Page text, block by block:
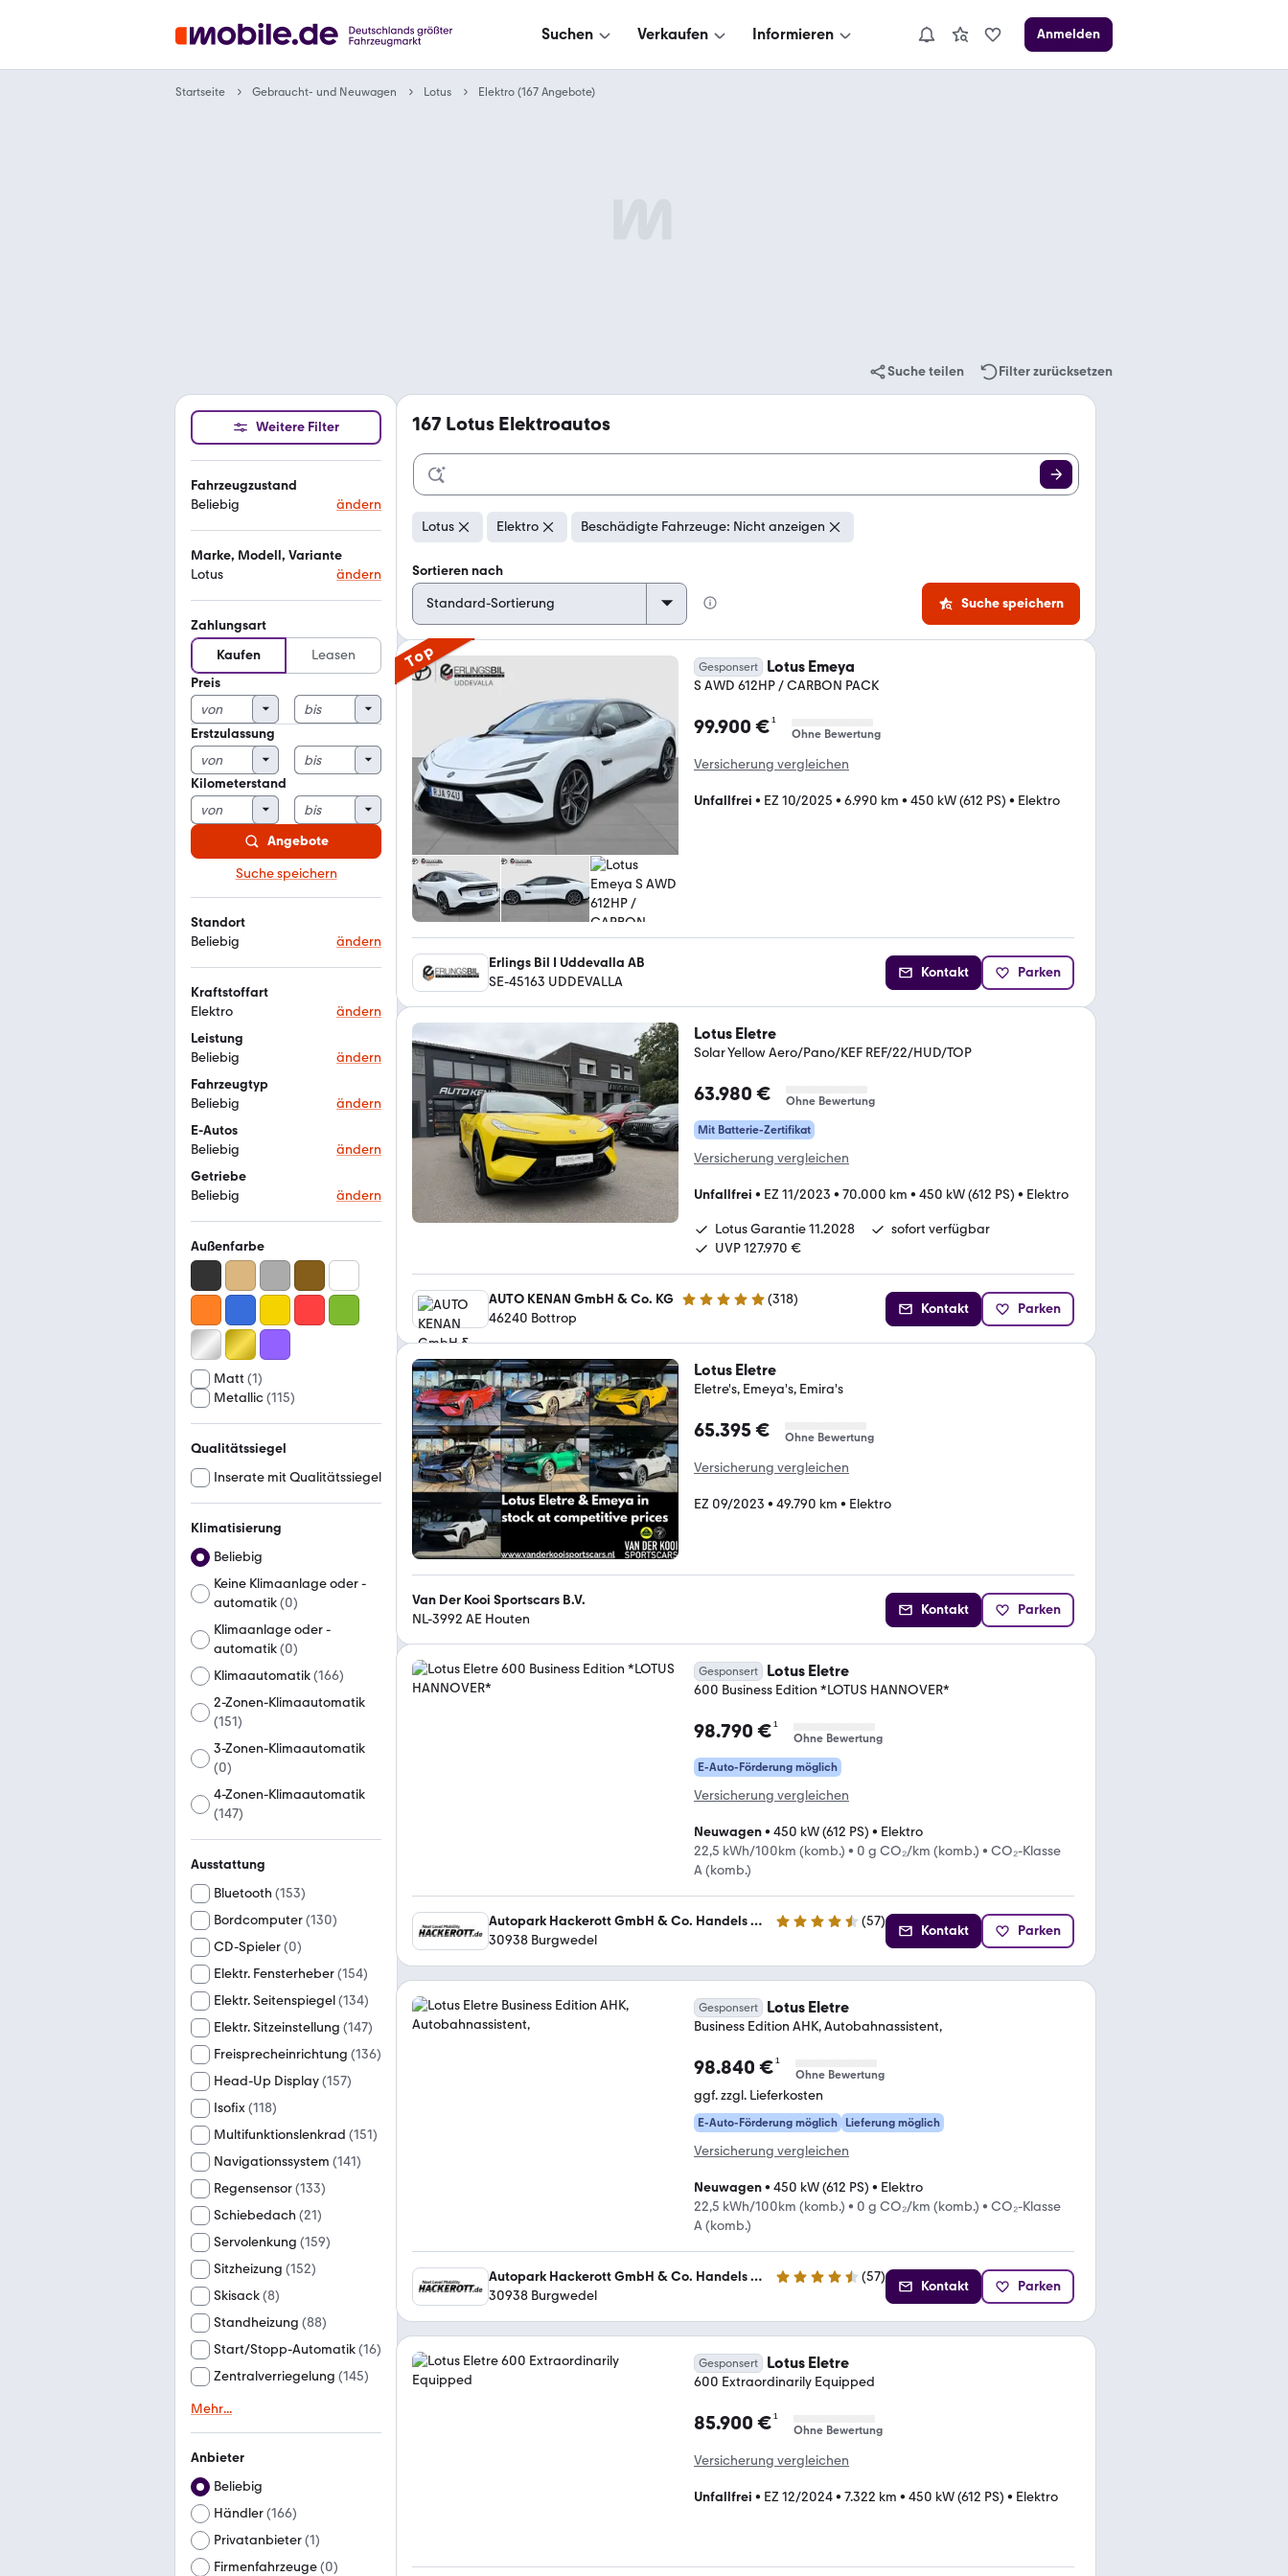
Suchen Verkaufen Informieren Anmelden
Startseite Gebraucht- und Neuwagen Lotus Elektro (167 Angebote)
Suche teilen Filter zurücksetzen
Weitere Filter
Fahrzeugzustand
Beliebig
ändern
Marke, Modell, Variante
Lotus
ändern
Zahlungsart
Kaufen
Leasen
Preis
Erstzulassung
Kilometerstand
Angebote
Suche speichern
Standort
Beliebig
ändern
Kraftstoffart
Elektro
ändern
Leistung
Beliebig
ändern
Fahrzeugtyp
Beliebig
ändern
E-Autos
Beliebig
ändern
Getriebe
Beliebig
ändern
Außenfarbe
Matt (1)
Metallic(115)
Qualitätssiegel
Inserate mit Qualitätssiegel
Klimatisierung
Beliebig
Keine Klimaanlage oder -
automatik(0)
Klimaanlage oder -
automatik(0)
Klimaautomatik(166)
2-Zonen-Klimaautomatik
(151)
3-Zonen-Klimaautomatik
(0)
4-Zonen-Klimaautomatik
(147)
Ausstattung
Bluetooth (153)
Bordcomputer(130)
CD-Spieler(0)
Elektr. Fensterheber(154)
Elektr. Seitenspiegel(134)
Elektr. Sitzeinstellung (147)
Freisprecheinrichtung (136)
Head-Up Display(157)
Isofix(118)
Multifunktionslenkrad (151)
Navigationssystem (141)
Regensensor(133)
Schiebedach (21)
Servolenkung (159)
Sitzheizung (152)
Skisack(8)
Standheizung (88)
Start/Stopp-Automatik(16)
Zentralverriegelung (145)
Mehr...
Anbieter
Beliebig
Händler(166)
Privatanbieter(1)
Firmenfahrzeuge(0)
167 Lotus Elektroautos
Lotus Elektro Beschädigte Fahrzeuge: Nicht anzeigen
Sortieren nach
Suche speichern
Top Gesponsert Lotus Emeya
S AWD 612HP / CARBON PACK
99.900 €¹
Ohne Bewertung
Versicherung vergleichen
Unfallfrei • EZ 10/2025 • 6.990 km • 450 kW (612 PS) • Elektro
Erlings Bil I Uddevalla AB
SE-45163 UDDEVALLA
Kontakt Parken
Lotus Eletre
Solar Yellow Aero/Pano/KEF REF/22/HUD/TOP
63.980 € Ohne Bewertung
Mit Batterie-Zertifikat
Versicherung vergleichen
Unfallfrei • EZ 11/2023 • 70.000 km • 450 kW (612 PS) • Elektro
Lotus Garantie 11.2028
sofort verfügbar
UVP 127.970 €
AUTO KENAN GmbH & Co. KG 4.8 Sterne (318)
46240 ­­­­­­Bottrop
Kontakt Parken
Lotus Eletre
Eletre's, Emeya's, Emira's
65.395 € Ohne Bewertung
Versicherung vergleichen
EZ 09/2023 • 49.790 km • Elektro
Van Der Kooi Sportscars B.V.
NL-3992 AE Houten
Kontakt Parken
Gesponsert Lotus Eletre
600 Business Edition *LOTUS HANNOVER*
98.790 €¹
Ohne Bewertung
E-Auto-Förderung möglich
Versicherung vergleichen
Neuwagen• 450 kW (612 PS) • Elektro
22,5 kWh/100km (komb.) • 0 g CO₂/km (komb.) • CO₂-Klasse
A (komb.)
Autopark Hackerott GmbH & Co. Handels und Service KG 4.5 Sterne (57)
30938 Burgwedel
Kontakt Parken
Gesponsert Lotus Eletre
Business Edition AHK, Autobahnassistent,
98.840 €¹
Ohne Bewertung
ggf. zzgl. Lieferkosten
E-Auto-Förderung möglich Lieferung möglich
Versicherung vergleichen
Neuwagen• 450 kW (612 PS) • Elektro
22,5 kWh/100km (komb.) • 0 g CO₂/km (komb.) • CO₂-Klasse
A (komb.)
Autopark Hackerott GmbH & Co. Handels und Service KG 4.5 Sterne (57)
30938 Burgwedel
Kontakt Parken
Gesponsert Lotus Eletre
600 Extraordinarily Equipped
85.900 €¹
Ohne Bewertung
Versicherung vergleichen
Unfallfrei • EZ 12/2024• 7.322 km • 450 kW (612 PS) • Elektro